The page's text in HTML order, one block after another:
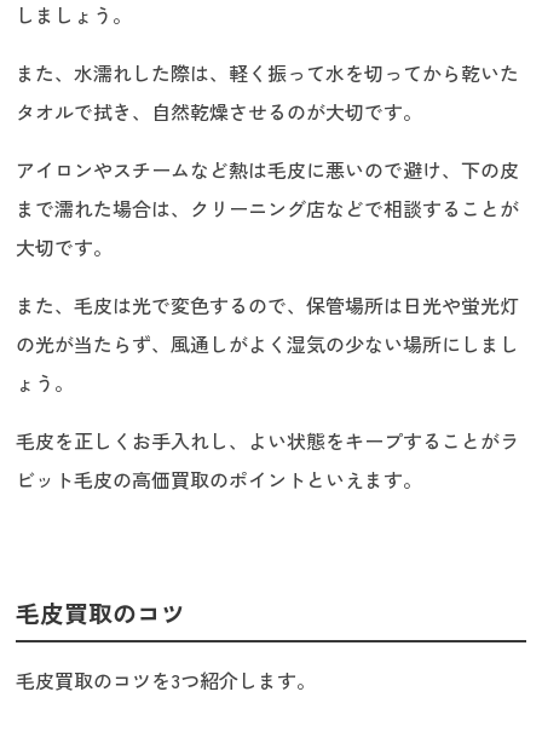
しましょう。
また、水濡れした際は、軽く振って水を切ってから乾いた
タオルで拭き、自然乾燥させるのが大切です。
アイロンやスチームなど熱は毛皮に悪いので避け、下の皮
まで濡れた場合は、クリーニング店などで相談することが
大切です。
また、毛皮は光で変色するので、保管場所は日光や蛍光灯
の光が当たらず、風通しがよく湿気の少ない場所にしまし
ょう。
毛皮を正しくお手入れし、よい状態をキープすることがラ
ビット毛皮の高価買取のポイントといえます。
毛皮買取のコツ
毛皮買取のコツを3つ紹介します。